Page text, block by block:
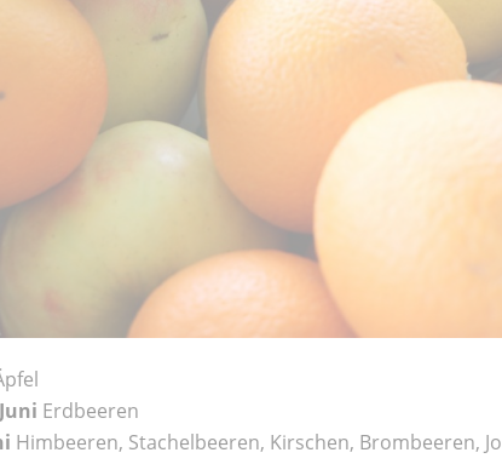
Erdbeeren
Himbeeren, Stachelbeeren, Kirschen, Brombeeren,